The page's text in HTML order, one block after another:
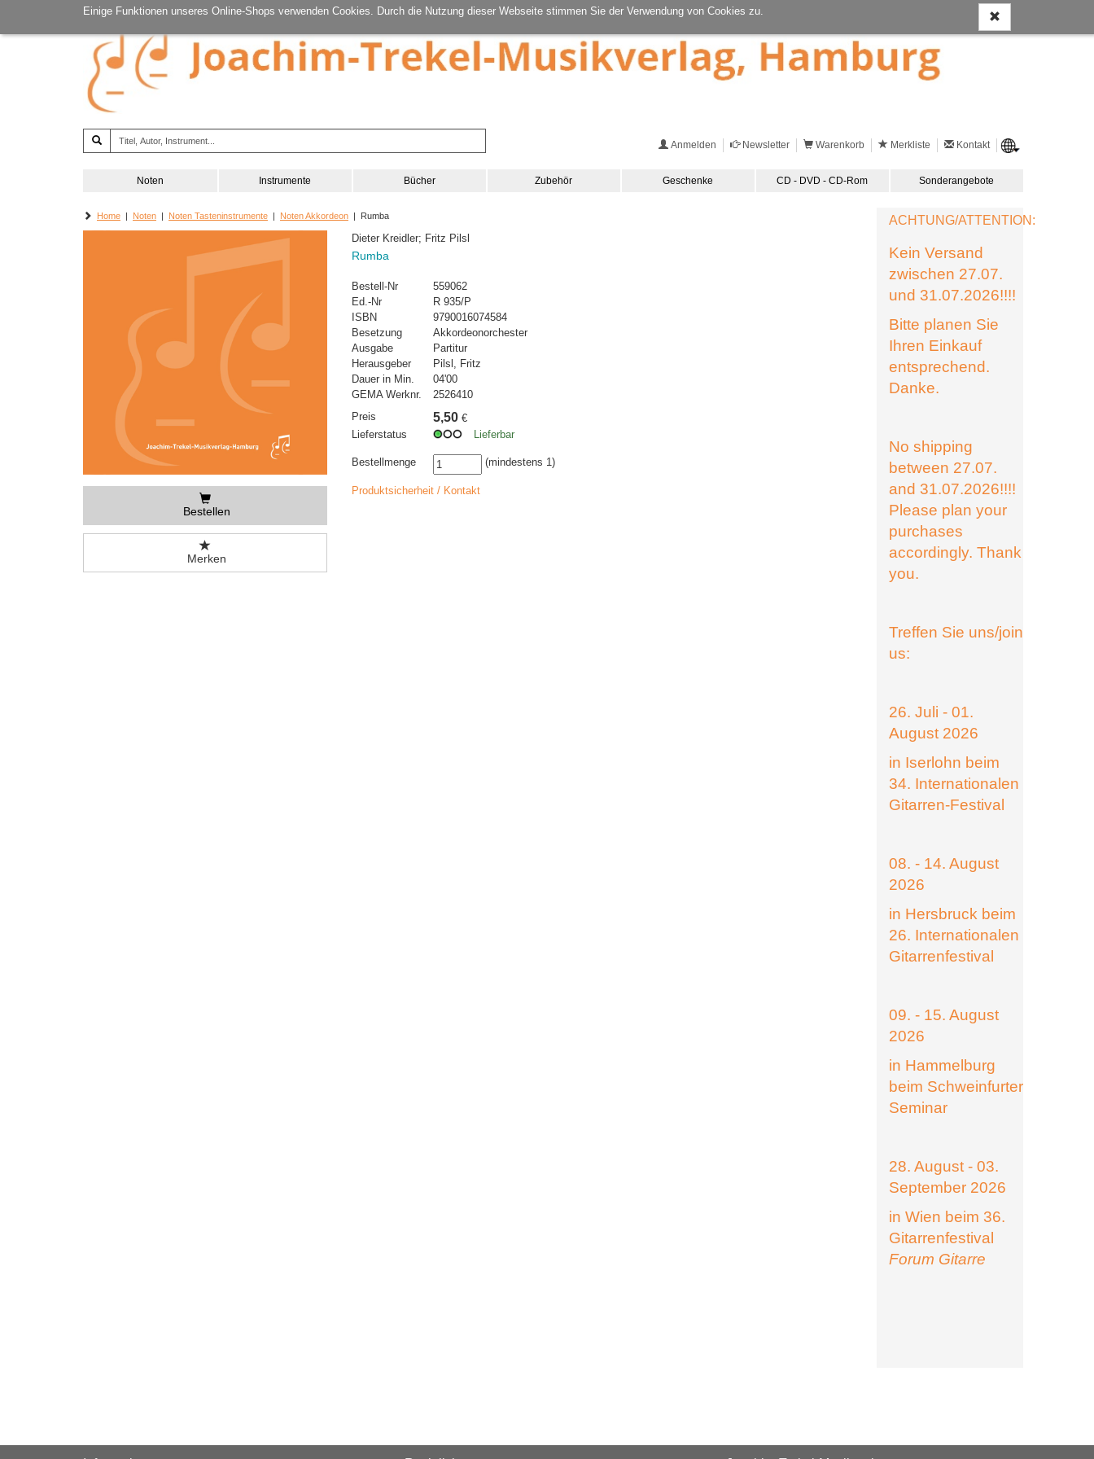
Einige Funktionen unseres Online-Shops verwenden Cookies. Durch die Nutzung dieser Webseite stimmen Sie der Verwendung von Cookies zu.
Anmelden Newsletter Warenkorb Merkliste Kontakt
Noten Instrumente Bücher Zubehör Geschenke CD - DVD - CD-Rom Sonderangebote
Home | Noten | Noten Tasteninstrumente | Noten Akkordeon | Rumba
Bestellen
Merken
Dieter Kreidler; Fritz Pilsl
Rumba
Bestell-Nr
559062
Ed.-Nr
R 935/P
ISBN
9790016074584
Besetzung
Akkordeonorchester
Ausgabe
Partitur
Herausgeber
Pilsl, Fritz
Dauer in Min.
04'00
GEMA Werknr.
2526410
Preis
5,50 €
Lieferstatus
Lieferbar
Bestellmenge (mindestens 1)
Produktsicherheit / Kontakt
ACHTUNG/ATTENTION:
Kein Versand
zwischen 27.07.
und 31.07.2026!!!!
Bitte planen Sie
Ihren Einkauf
entsprechend.
Danke.
No shipping
between 27.07.
and 31.07.2026!!!!
Please plan your
purchases
accordingly. Thank
you.
Treffen Sie uns/join
us:
26. Juli - 01.
August 2026
in Iserlohn beim
34. Internationalen
Gitarren-Festival
08. - 14. August
2026
in Hersbruck beim
26. Internationalen
Gitarrenfestival
09. - 15. August
2026
in Hammelburg
beim Schweinfurter
Seminar
28. August - 03.
September 2026
in Wien beim 36.
Gitarrenfestival
Forum Gitarre